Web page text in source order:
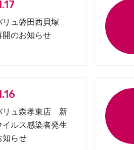
リュ磐田西貝塚
のお知らせ
リュ森孝東店 新
イルス感染者発生
知らせ